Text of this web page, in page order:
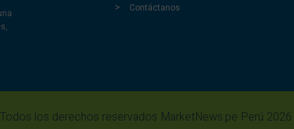
Contáctanos
los derechos reservados MarketNews.pe Perú 2026